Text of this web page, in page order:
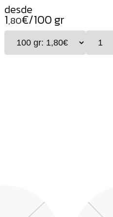
desde
1,80€/100 gr